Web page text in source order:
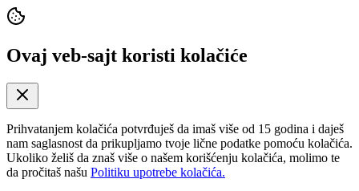
Ovaj veb-sajt koristi kolačiće
Prihvatanjem kolačića potvrđuješ da imaš više od 15 godina i daješ
nam saglasnost da prikupljamo tvoje lične podatke pomoću kolačića.
Ukoliko želiš da znaš više o našem korišćenju kolačića, molimo te
da pročitaš našu Politiku upotrebe kolačića.